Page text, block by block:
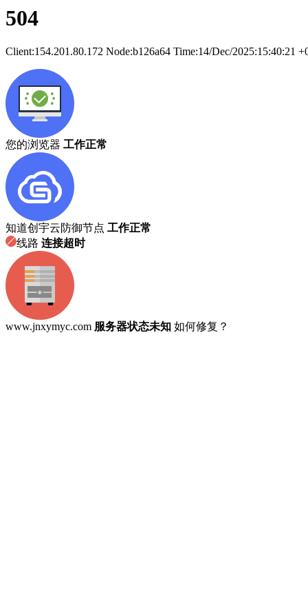
504
Client:154.201.80.172 Node:b126a64 Time:14/Dec/2025:15:40:21
您的浏览器 工作正常
知道创宇云防御节点 工作正常
线路 连接超时
www.jnxymyc.com 服务器状态未知 如何修复？